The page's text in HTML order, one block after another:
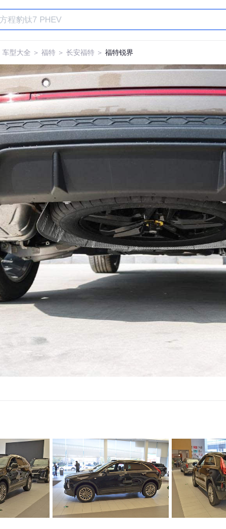
车型大全 ＞ 福特 ＞ 长安福特 ＞ 福特锐界